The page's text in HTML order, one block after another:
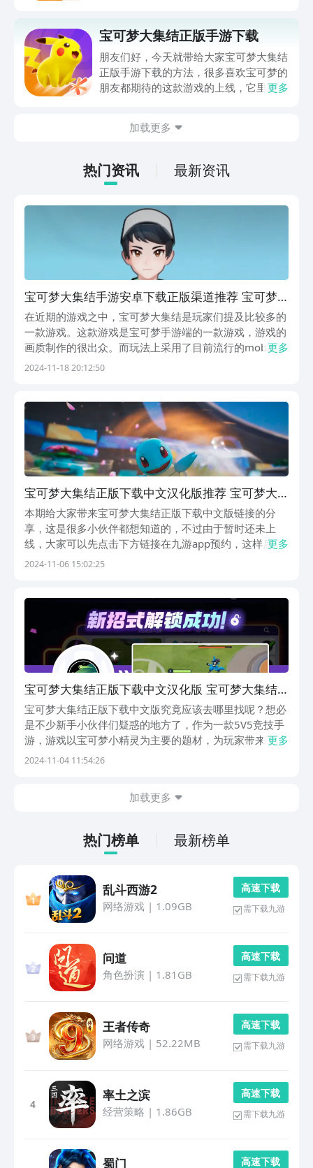
戏目前是可以在豌豆荚中进行预约的哦。
宝可梦大集结正版手游下载
朋友们好，今天就带给大家宝可梦大集结
正版手游下载的方法，很多喜欢宝可梦的
朋友都期待的这款游戏的上线，它里面汇
惊喜，下面小编就分享它的下载预约链
更多
加载更多
热门资讯 最新资讯
宝可梦大集结手游安卓下载正版渠道推荐 宝可梦
大集结游戏手机版怎么下载
在近期的游戏之中，宝可梦大集结是玩家们提及比较多的
一款游戏。这款游戏是宝可梦手游端的一款游戏，游戏的
画质制作的很出众。而玩法上采用了目前流行的moba模
式来进行。下面带来宝可梦大集结手游下载正版渠道分
集...
更多
2024-11-18 20:12:50
宝可梦大集结正版下载中文汉化版推荐 宝可梦大
集结怎样下载
本期给大家带来宝可梦大集结正版下载中文版链接的分
享，这是很多小伙伴都想知道的，不过由于暂时还未上
线，大家可以先点击下方链接在九游app预约，这样后续
就方便收取游戏公测的信息了。整体来说，这款游戏是一
加...
更多
2024-11-06 15:02:25
宝可梦大集结正版下载中文汉化版 宝可梦大集结
正版下载链接推荐
宝可梦大集结正版下载中文版究竟应该去哪里找呢？想必
是不少新手小伙伴们疑惑的地方了，作为一款5V5竞技手
游，游戏以宝可梦小精灵为主要的题材，为玩家带来了酣
畅淋漓的精灵狩猎之旅，本期小编就给大家带来了宝可梦
更多
2024-11-04 11:54:26
加载更多
热门榜单 最新榜单
乱斗西游2
网络游戏| 1.09GB
高 速 下 载
需下载九游
问道
角色扮演 | 1.81GB
高 速 下 载
需下载九游
王者传奇
网络游戏| 52.22MB
高 速 下 载
需下载九游
4
率土之滨
经营策略 | 1.86GB
高 速 下 载
需下载九游
蜀门 高 速 下 载